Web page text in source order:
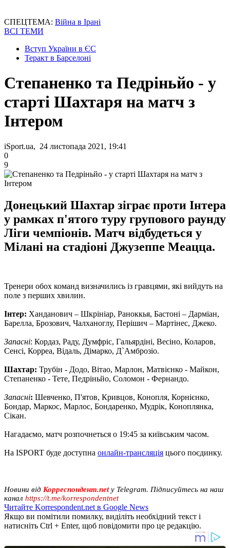
СПЕЦТЕМА: Війна в Ірані
ВСІ ТЕМИ
Вступ України в ЄС
Теракт в Барселоні
Степаненко та Педріньйо - у
старті Шахтаря на матч з
Інтером
iSport.ua, 24 листопада 2021, 19:41
0
9
Донецький Шахтар зіграє проти Інтера
у рамках п'ятого туру групового раунду
Ліги чемпіонів. Матч відбудеться у
Мілані на стадіоні Джузеппе Меацца.
Тренери обох команд визначились із гравцями, які вийдуть на
поле з перших хвилин.
Інтер: Ханданович – Шкрініар, Раноккья, Бастоні – Дарміан,
Барелла, Брозович, Чалханоглу, Перішич – Мартінес, Джеко.
Запасні: Кордаз, Раду, Думфріс, Гальярдіні, Весіно, Коларов,
Сенсі, Корреа, Відаль, Дімарко, Д`Амброзіо.
Шахтар: Трубін - Додо, Вітао, Марлон, Матвієнко - Майкон,
Степаненко - Тете, Педріньйо, Соломон - Фернандо.
Запасні: Шевченко, П'ятов, Кривцов, Конопля, Корнієнко,
Бондар, Маркос, Марлос, Бондаренко, Мудрік, Коноплянка,
Сікан.
Нагадаємо, матч розпочнеться о 19:45 за київським часом.
На ISPORT буде доступна онлайн-трансляція цього поєдинку.
Новини від Корреспондент.netу Telegram. Підписуйтесь на наш
канал https://t.me/korrespondentnet
Читайте Korrespondent.net в Google News
Якщо ви помітили помилку, виділіть необхідний текст і
натисніть Ctrl + Enter, щоб повідомити про це редакцію.